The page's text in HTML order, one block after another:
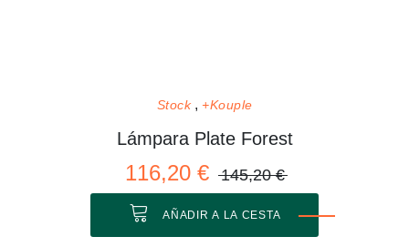
Stock +Kouple
Lámpara Plate Forest
116,20 € 145,20 €
AÑADIR A LA CESTA